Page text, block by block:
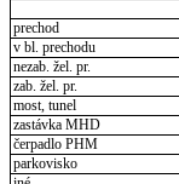
prechod
v bl. prechodu
nezab. žel. pr.
zab. žel. pr.
most, tunel
zastávka MHD
čerpadlo PHM
parkovisko